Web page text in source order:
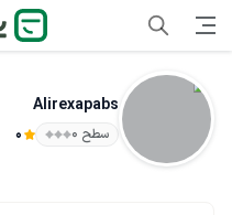
Alirexapabs
سطح ۰ 0